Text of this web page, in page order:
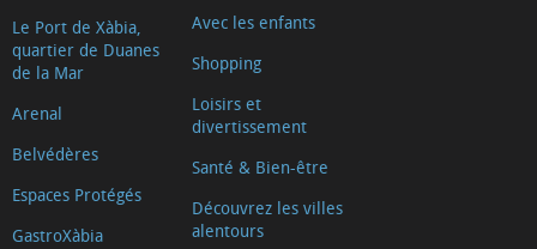
Le Port de Xàbia,
quartier de Duanes
de la Mar
Arenal
Belvédères
Espaces Protégés
GastroXàbia
Avec les enfants
Shopping
Loisirs et
divertissement
Santé & Bien-être
Découvrez les villes
alentours